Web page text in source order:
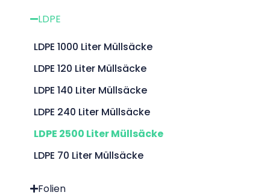
LDPE
LDPE 1000 Liter Müllsäcke
LDPE 120 Liter Müllsäcke
LDPE 140 Liter Müllsäcke
LDPE 240 Liter Müllsäcke
LDPE 2500 Liter Müllsäcke
LDPE 70 Liter Müllsäcke
Folien